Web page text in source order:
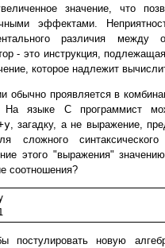
значение, что
эффектами.
различия между
- это инструкция,
которое надлежит
обычно проявляется в
На языке C программист
, загадку, а не выражение,
сложного синтаксического
этого "выражения" значению
соотношения?
постулировать новую